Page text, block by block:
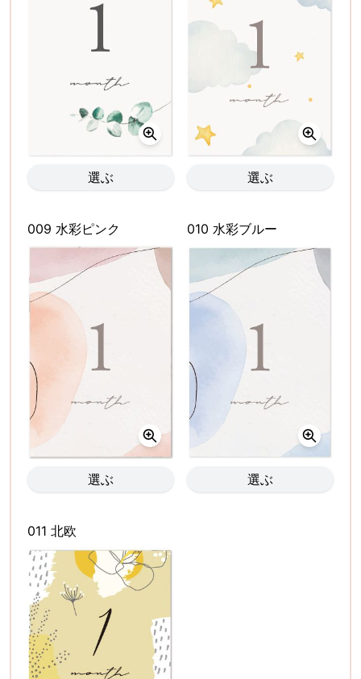
選ぶ 選ぶ
009 水彩ピンク
選ぶ
010 水彩ブルー
選ぶ
011 北欧